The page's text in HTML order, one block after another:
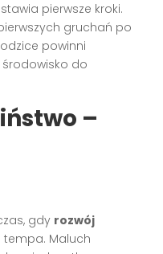
pierwsze kroki.
gruchań po
powinni
do
–
gdy rozwój
tempa. Maluch